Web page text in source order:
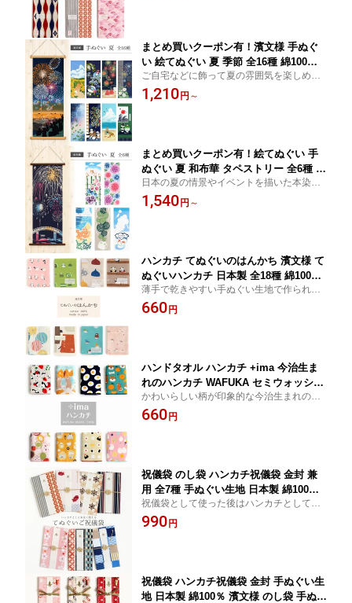
まとめ買いクーポン有！濱文様 手ぬぐ
い 絵てぬぐい 夏 季節 全16種 綿100％
日本製 絵手ぬぐい 和柄 金魚 朝顔 夏祭
り 花火 紫陽花 あじさい 雨 四季 柴犬 ひ
ご自宅などに飾って夏の雰囲気を楽しめる
濱文様の絵手ぬぐい。金魚や花火、朝顔な
どの夏らしいモチーフはもちろん、豆柴や
1,210 円 ～
まとめ買いクーポン有！絵てぬぐい 手
ぬぐい 夏 和布華 タペストリー 全6種 和
布華 綿100％ 日本製 ハンカチ 手拭 壁掛
け 本染 インテリア プチギフト 包み て
日本の夏の情景やイベントを描いた本染め
手ぬぐい。伊勢型紙を使用しています。 飾
って眺めれば家にいながら夏気分。お好き
1,540 円 ～
ハンカチ てぬぐいのはんかち 濱文様 て
ぬぐいハンカチ 日本製 全18種 綿100％
ハーフサイズ 約34cm×43cm ハンカチ
タオル 手ぬぐい 手拭 ギフト プレゼン
薄手で乾きやすい手ぬぐい生地で作られた
濱文様のハンカチです。自分用だけでな
く、ちょっとしたプレゼントやお配りなど
660 円
ハンドタオル ハンカチ +ima 今治生ま
れのハンカチ WAFUKA セミウォッシュ
タオルハンカチ 日本製 全16種 綿100％
オーガニックコットン 約24cm ガーゼ
い
かわいらしい柄が印象的な今治生まれのタ
オルハンカチ。 自分用だけでなく、ちょっ
としたプレゼントやお配りなどにも。
660 円
祝儀袋 のし袋 ハンカチ祝儀袋 金封 兼
用 全7種 手ぬぐい生地 日本製 綿100％
濱文様 てぬぐいはんかち かわいい 結婚
結婚祝い 出産祝い 入学 卒業 小学校 中
祝儀袋として使った後はハンカチとして使
えるおしゃれで温もりのあるお品です。人
とかぶらない祝儀袋をお探しの方に。
990 円
祝儀袋 ハンカチ祝儀袋 金封 手ぬぐい生
地 日本製 綿100％ 濱文様 のし袋 手ぬぐ